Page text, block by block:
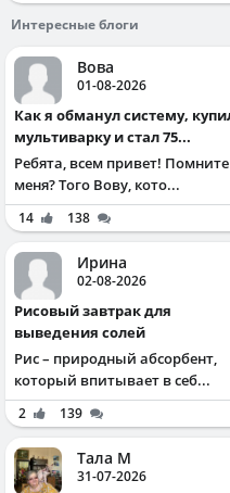
Интересные блоги
Вова
01-08-2026
Как я обманул систему, купил
мультиварку и стал 75...
Ребята, всем привет! Помните
меня? Того Вову, кото...
14 138
Ирина
02-08-2026
Рисовый завтрак для
выведения солей
Рис – природный абсорбент,
который впитывает в себ...
2 139
Тала М
31-07-2026